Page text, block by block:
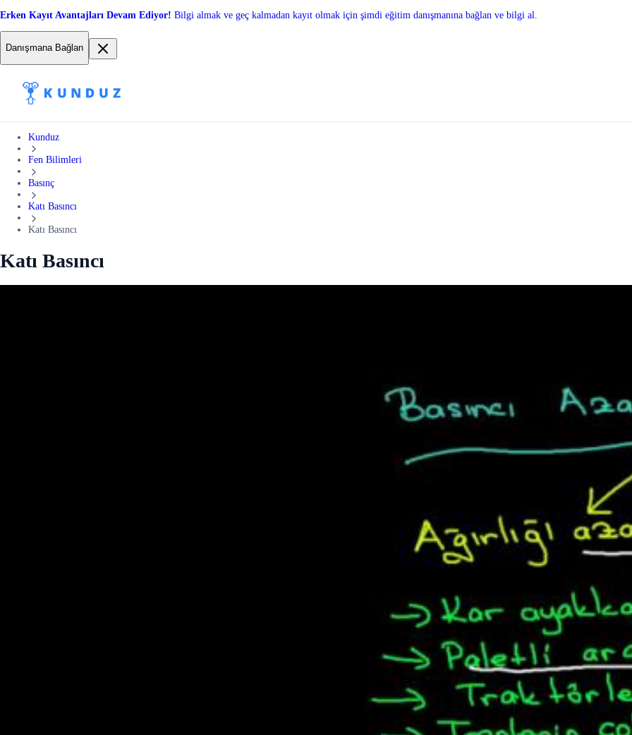
Erken Kayıt Avantajları Devam Ediyor! Bilgi almak ve geç kalmadan kayıt olmak için şimdi eğitim danışmanına bağlan ve bilgi al.
Danışmana Bağlan
Kunduz
Fen Bilimleri
Basınç
Katı Basıncı
Katı Basıncı
Katı Basıncı